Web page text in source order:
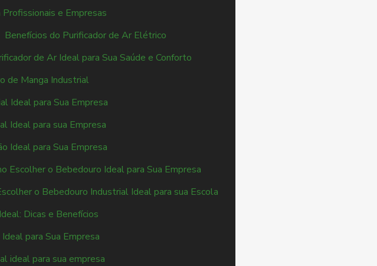
e Empresas
Benefícios do Purificador de Ar Elétrico
de Ar Ideal para Sua Saúde e Conforto
de Manga Industrial
Ideal para Sua Empresa
Ideal para sua Empresa
Ideal para Sua Empresa
Escolher o Bebedouro Ideal para Sua Empresa
o Bebedouro Industrial Ideal para sua Escola
Dicas e Benefícios
para Sua Empresa
ideal para sua empresa